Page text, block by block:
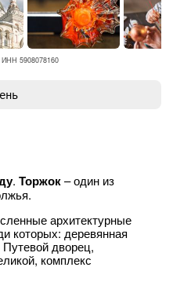
5908078160
. Торжок– один из
архитектурные
которых: деревянная
Путевой дворец,
комплекс